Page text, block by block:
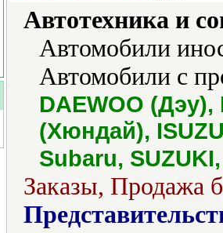
Автотехника и
Автомобили
Автомобили с
DAEWOO
(Хюндай),
Subaru,
Заказы, Продажа